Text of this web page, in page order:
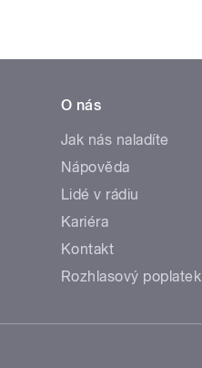
O nás
Jak nás naladíte
Nápověda
Lidé v rádiu
Kariéra
Kontakt
Rozhlasový poplatek